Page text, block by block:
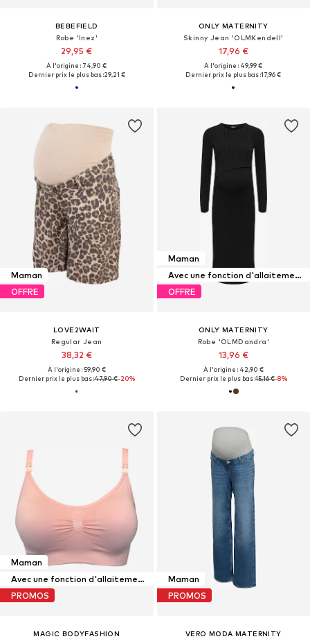
BEBEFIELD
Robe 'Inez'
29,95 €
À l'origine : 74,90 €
Dernier prix le plus bas :29,21 €
ONLY MATERNITY
Skinny Jean 'OLMKendell'
17,96 €
À l'origine : 49,99 €
Dernier prix le plus bas :17,96 €
Maman
OFFRE
LOVE2WAIT
Regular Jean
38,32 €
À l'origine : 59,90 €
Dernier prix le plus bas :47,90 €-20%
Maman
Avec une fonction d'allaitement maternel
OFFRE
ONLY MATERNITY
Robe 'OLMDandra'
13,96 €
À l'origine : 42,90 €
Dernier prix le plus bas :15,16 €-8%
Maman
Avec une fonction d'allaitement maternel
PROMOS
MAGIC BODYFASHION
Maman
PROMOS
VERO MODA MATERNITY